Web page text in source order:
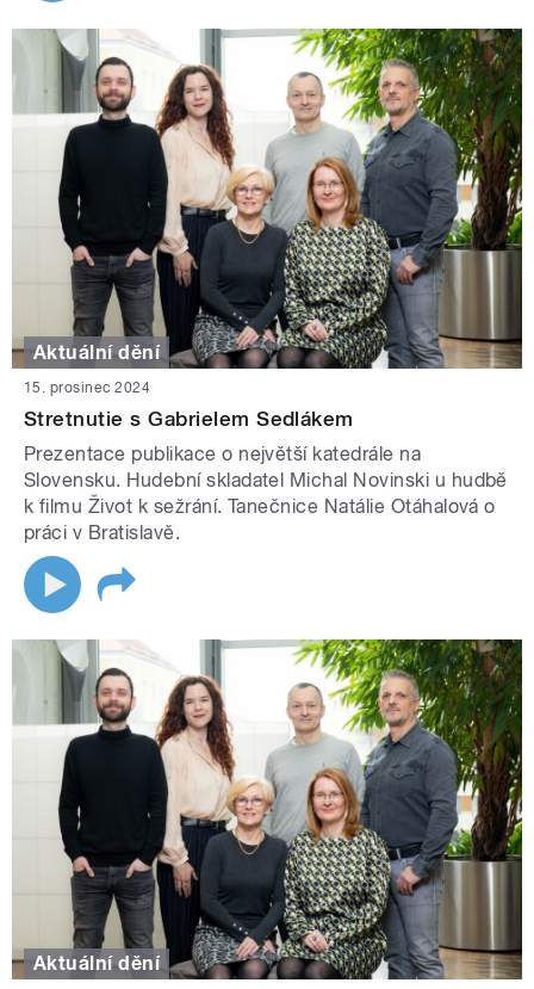
Aktuální dění
15. prosinec 2024
Stretnutie s Gabrielem Sedlákem
Prezentace publikace o největší katedrále na
Slovensku. Hudební skladatel Michal Novinski u hudbě
k filmu Život k sežrání. Tanečnice Natálie Otáhalová o
práci v Bratislavě.
Aktuální dění